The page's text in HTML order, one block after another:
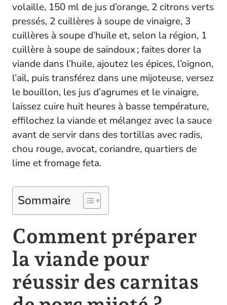
volaille, 150 ml de jus d’orange, 2 citrons verts
pressés, 2 cuillères à soupe de vinaigre, 3
cuillères à soupe d’huile et, selon la région, 1
cuillère à soupe de saindoux ; faites dorer la
viande dans l’huile, ajoutez les épices, l’oignon,
l’ail, puis transférez dans une mijoteuse, versez
le bouillon, les jus d’agrumes et le vinaigre,
laissez cuire huit heures à basse température,
effilochez la viande et mélangez avec la sauce
avant de servir dans des tortillas avec radis,
chou rouge, avocat, coriandre, quartiers de
lime et fromage feta.
Sommaire
Comment préparer
la viande pour
réussir des carnitas